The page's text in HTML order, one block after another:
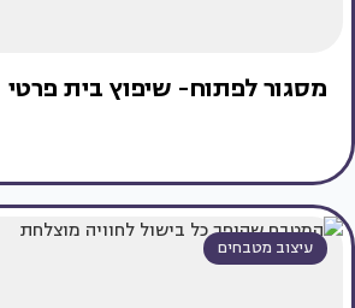
מסגור לפתוח- שיפוץ בית פרטי
עיצוב מטבחים